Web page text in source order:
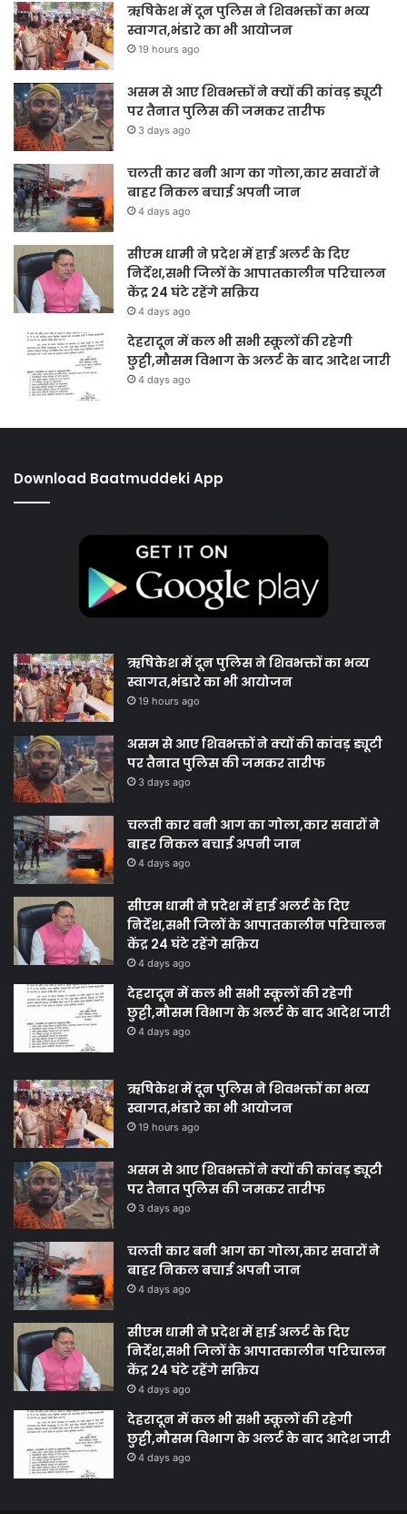
ऋषिकेश में दून पुलिस ने शिवभक्तों का भव्य
स्वागत,भंडारे का भी आयोजन
19 hours ago
असम से आए शिवभक्तों ने क्यों की कांवड़ ड्यूटी
पर तैनात पुलिस की जमकर तारीफ
3 days ago
चलती कार बनी आग का गोला,कार सवारों ने
बाहर निकल बचाई अपनी जान
4 days ago
सीएम धामी ने प्रदेश में हाई अलर्ट के दिए
निर्देश,सभी जिलों के आपातकालीन परिचालन
केंद्र 24 घंटे रहेंगे सक्रिय
4 days ago
देहरादून में कल भी सभी स्कूलों की रहेगी
छुट्टी,मौसम विभाग के अलर्ट के बाद आदेश जारी
4 days ago
Download Baatmuddeki App
ऋषिकेश में दून पुलिस ने शिवभक्तों का भव्य
स्वागत,भंडारे का भी आयोजन
19 hours ago
असम से आए शिवभक्तों ने क्यों की कांवड़ ड्यूटी
पर तैनात पुलिस की जमकर तारीफ
3 days ago
चलती कार बनी आग का गोला,कार सवारों ने
बाहर निकल बचाई अपनी जान
4 days ago
सीएम धामी ने प्रदेश में हाई अलर्ट के दिए
निर्देश,सभी जिलों के आपातकालीन परिचालन
केंद्र 24 घंटे रहेंगे सक्रिय
4 days ago
देहरादून में कल भी सभी स्कूलों की रहेगी
छुट्टी,मौसम विभाग के अलर्ट के बाद आदेश जारी
4 days ago
ऋषिकेश में दून पुलिस ने शिवभक्तों का भव्य
स्वागत,भंडारे का भी आयोजन
19 hours ago
असम से आए शिवभक्तों ने क्यों की कांवड़ ड्यूटी
पर तैनात पुलिस की जमकर तारीफ
3 days ago
चलती कार बनी आग का गोला,कार सवारों ने
बाहर निकल बचाई अपनी जान
4 days ago
सीएम धामी ने प्रदेश में हाई अलर्ट के दिए
निर्देश,सभी जिलों के आपातकालीन परिचालन
केंद्र 24 घंटे रहेंगे सक्रिय
4 days ago
देहरादून में कल भी सभी स्कूलों की रहेगी
छुट्टी,मौसम विभाग के अलर्ट के बाद आदेश जारी
4 days ago